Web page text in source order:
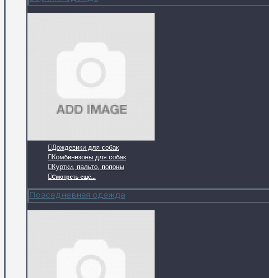
Дождевики для собак
Комбинезоны для собак
Куртки, пальто, попоны
Смотреть ещё...
Повседневная одежда